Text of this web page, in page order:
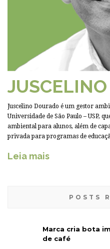
Juscelino Dourado é um gestor
Universidade de São Paulo – USP,
ambiental para alunos, além de
privada para programas de
Leia mais
POSTS
Marca cria bota
de café